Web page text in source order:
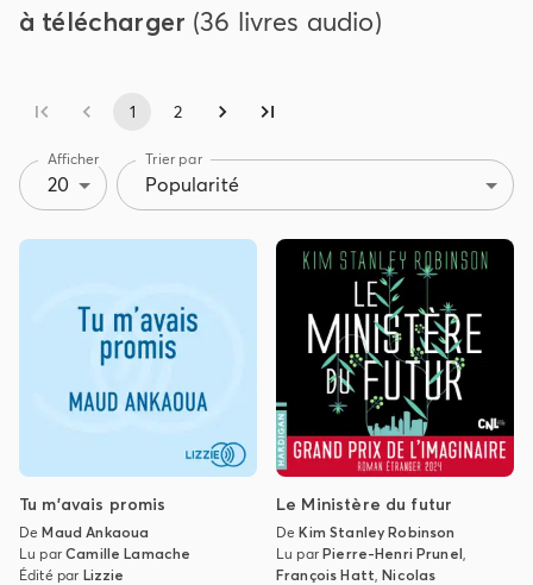
à télécharger (36 livres audio)
1 2
Afficher
20
Trier par
Popularité
Tu m'avais promis
DeMaud Ankaoua
Lu parCamille Lamache
Édité par Lizzie
Le Ministère du futur
DeKim Stanley Robinson
Lu parPierre-Henri Prunel,
François Hatt,Nicolas